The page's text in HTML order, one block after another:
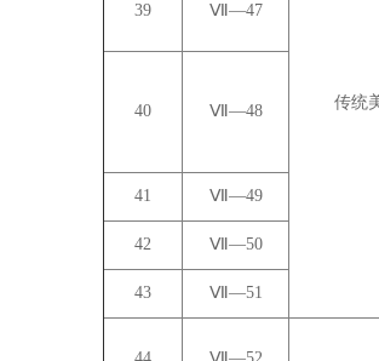
传统
39 Ⅶ—47
40 Ⅶ—48
41 Ⅶ—49
42 Ⅶ—50
43 Ⅶ—51